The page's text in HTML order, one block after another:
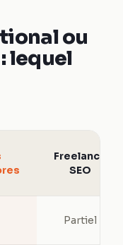
ou
lequel
Freelance
SEO
Partiel